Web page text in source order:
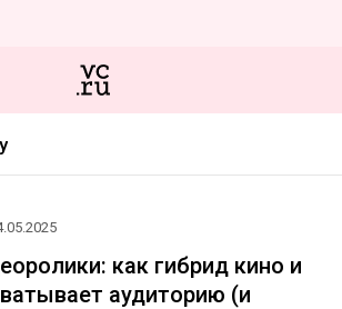
как гибрид кино и
аудиторию (и